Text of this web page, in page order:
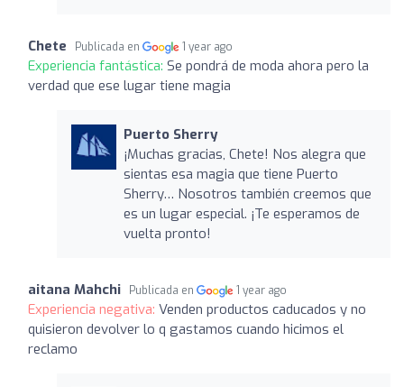
Chete Publicada en 1 year ago
Experiencia fantástica: Se pondrá de moda ahora pero la
verdad que ese lugar tiene magia
Puerto Sherry
¡Muchas gracias, Chete! Nos alegra que
sientas esa magia que tiene Puerto
Sherry… Nosotros también creemos que
es un lugar especial. ¡Te esperamos de
vuelta pronto!
aitana Mahchi Publicada en 1 year ago
Experiencia negativa: Venden productos caducados y no
quisieron devolver lo q gastamos cuando hicimos el
reclamo